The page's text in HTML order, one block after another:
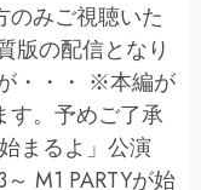
みご視聴いた
版の配信となり
・・・ ※本編が
す。予めご了承
まるよ」公演
M1 PARTYが始